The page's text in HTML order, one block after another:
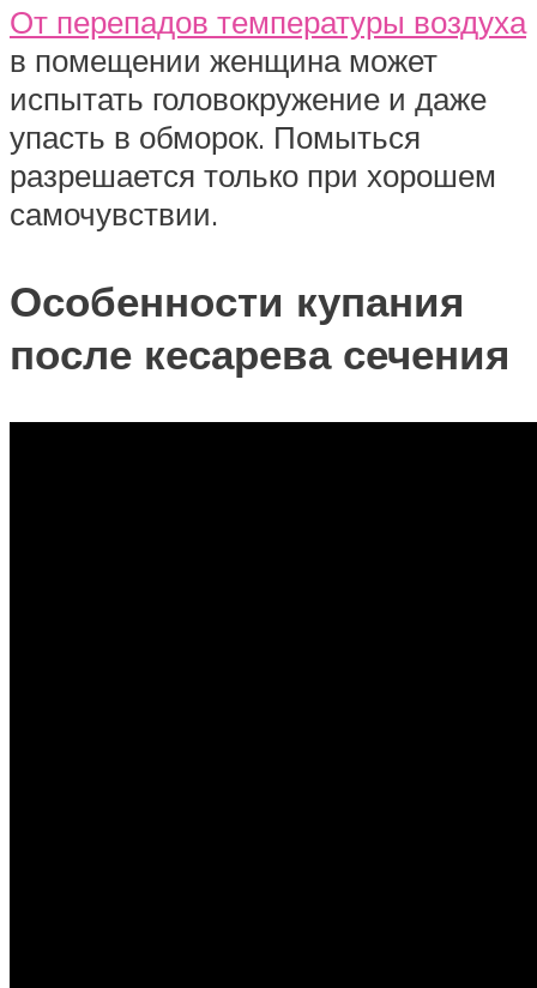
От перепадов температуры воздуха
в помещении женщина может
испытать головокружение и даже
упасть в обморок. Помыться
разрешается только при хорошем
самочувствии.
Особенности купания
после кесарева сечения